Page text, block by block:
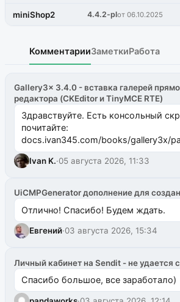
miniShop2 4.4.2-plот 06.10.2025
КомментарииЗаметкиРабота
Gallery3x 3.4.0 - вставка галерей
редактора (CKEditor и TinyMCE RTE)
Здравствуйте. Есть консольный
почитайте:
docs.ivan345.com/books/gallery3x/
ms2galleryphp
Ivan K.·05 августа 2026, 11:33
UiCMPGenerator дополнение для
Отлично! Спасибо! Будем ждать.
Евгений·03 августа 2026, 15:34
Личный кабинет на Sendit - не удается
Спасибо большое, все заработало)